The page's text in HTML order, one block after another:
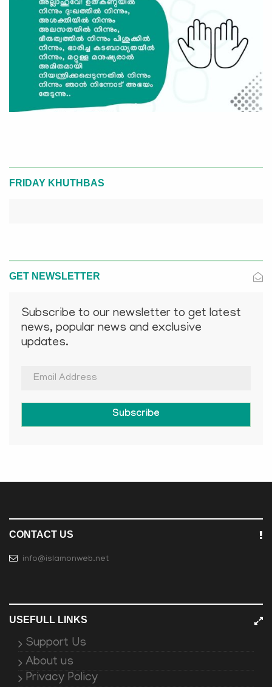
FRIDAY KHUTHBAS
GET NEWSLETTER
Subscribe to our newsletter to get latest
news, popular news and exclusive
updates.
Subscribe
CONTACT US
info@islamonweb.net
USEFULL LINKS
Support Us
About us
Privacy Policy